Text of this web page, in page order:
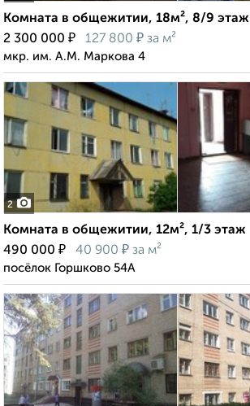
Комната в общежитии, 18м², 8/9 этаж
2 300 000 ₽ 127 800 ₽ за м²
мкр. им. А.М. Маркова 4
2
Комната в общежитии, 12м², 1/3 этаж
490 000 ₽ 40 900 ₽ за м²
посёлок Горшково 54А